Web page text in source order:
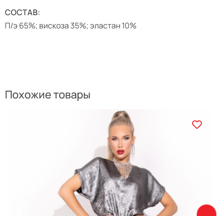
СОСТАВ:
П/э 65%; вискоза 35%; эластан 10%
Похожие товары